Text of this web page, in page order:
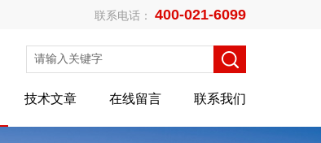
联系电话： 400-021-6099
技术文章 在线留言 联系我们